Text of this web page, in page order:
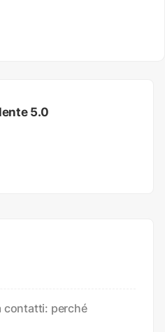
5.0
contatti: perché